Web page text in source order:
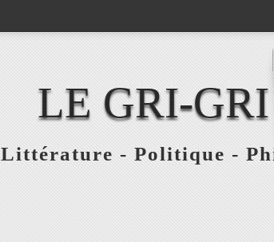
LE GRI-
Littérature - Politique -